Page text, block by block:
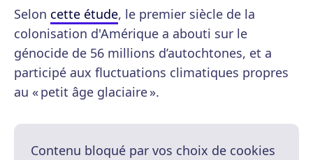
Selon cette étude, le premier siècle de la
colonisation d'Amérique a abouti sur le
génocide de 56 millions d’autochtones, et a
participé aux fluctuations climatiques propres
au « petit âge glaciaire ».
Contenu bloqué par vos choix de cookies